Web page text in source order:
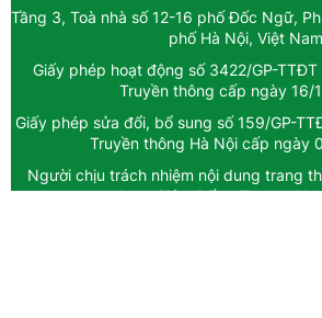
Tầng 3, Toà nhà số 12-16 phố Đốc Ngữ,
phố Hà Nội, Việt Nam
Giấy phép hoạt động số 3422/GP-
Truyền thông cấp ngày 16/
Giấy phép sửa đổi, bổ sung số 159/GP-
Truyền thông Hà Nội cấp ngày
Người chịu trách nhiệm nội dung trang
hợp: Giám Đốc - Trương